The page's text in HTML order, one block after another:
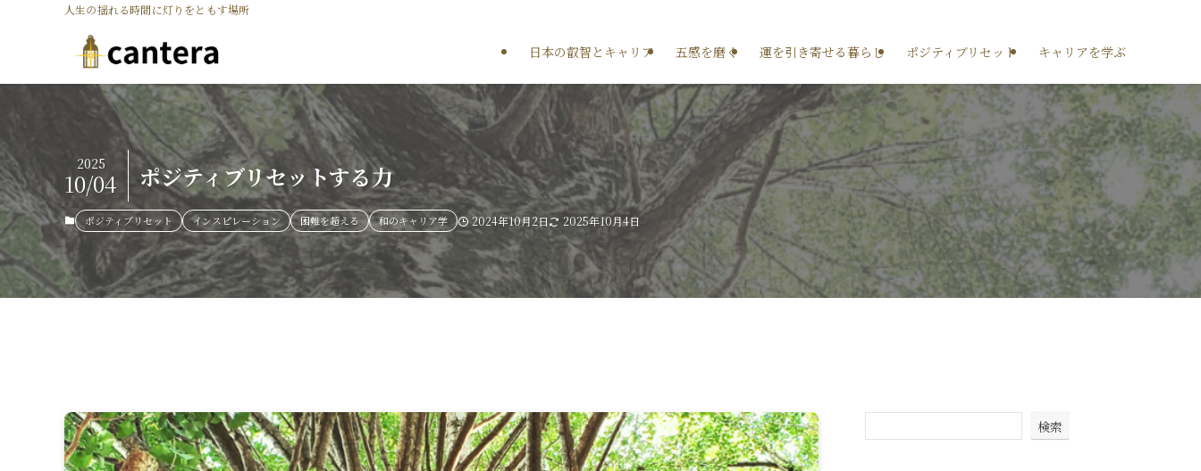
人生の揺れる時間に灯りをともす場所
日本の叡智とキャリア 五感を磨く 運を引き寄せる暮らし ポジティブリセット キャリアを学ぶ
ポジティブリセットする力
2025
10/04
ポジティブリセット インスピレーション 困難を超える 和のキャリア学 2024年10月2日 2025年10月4日
検索